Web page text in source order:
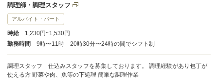
調理師・調理スタッフ
アルバイト・パート
時給
1,230円~1,530円
勤務時間
9時〜11時 20時30分〜24時の間でシフト制
調理スタッフ 仕込みスタッフを募集しております。 調理経験があり包丁が
使える方 野菜や肉、魚等の下処理 簡単な調理作業